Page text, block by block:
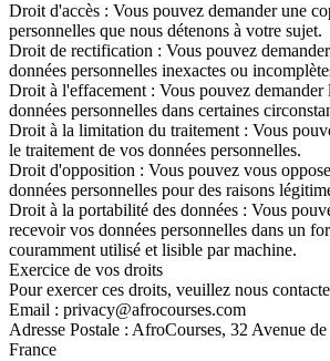
Droit d'accès : Vous pouvez demander une
personnelles que nous détenons à votre sujet.
Droit de rectification : Vous pouvez
données personnelles inexactes ou
Droit à l'effacement : Vous pouvez demander
données personnelles dans certaines
Droit à la limitation du traitement : Vous
le traitement de vos données personnelles.
Droit d'opposition : Vous pouvez vous
données personnelles pour des raisons
Droit à la portabilité des données : Vous
recevoir vos données personnelles dans un
couramment utilisé et lisible par machine.
Exercice de vos droits
Pour exercer ces droits, veuillez nous
Email : privacy@afrocourses.com
Adresse Postale : AfroCourses, 32 Avenue
France